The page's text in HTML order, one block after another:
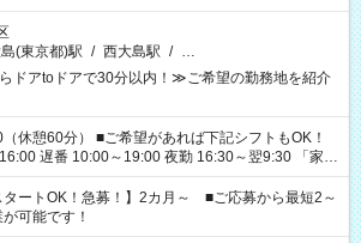
(東京都)駅 / 西大島駅 / …
ドアtoドアで30分以内！≫ご希望の勤務地を紹介
望があれば下記シフトもOK！
遅番 10:00～19:00 夜勤 16:30～翌9:30 「家族
せたい」 「余裕を持って夕飯の準備がしたい」
業はしたくない」 など、ご希望を教えてください
お仕事の勤務時間。 合計で週40時間を超える場
タートOK！急募！】2カ月～ ■ご応募から最短2～
可能です！